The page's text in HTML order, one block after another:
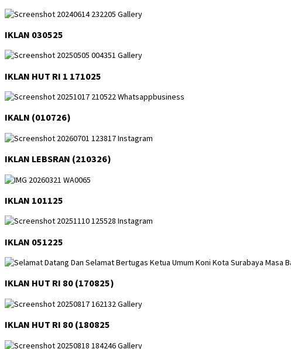
IKLAN 030525
IKLAN HUT RI 1 171025
IKALN (010726)
IKLAN LEBSRAN (210326)
IKLAN 101125
IKLAN 051225
IKLAN HUT RI 80 (170825)
IKLAN HUT RI 80 (180825